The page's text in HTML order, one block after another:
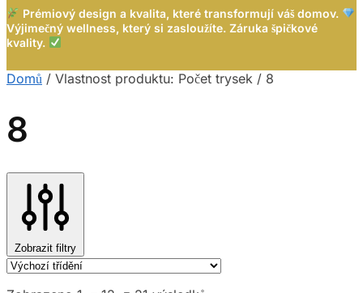
Prémiový design a kvalita, které transformují váš domov.
Výjimečný wellness, který si zasloužíte. Záruka špičkové
kvality.
Domů / Vlastnost produktu: Počet trysek / 8
8
Zobrazit filtry